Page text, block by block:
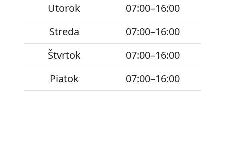
Utorok
07:00–16:00
Streda
07:00–16:00
Štvrtok
07:00–16:00
Piatok
07:00–16:00